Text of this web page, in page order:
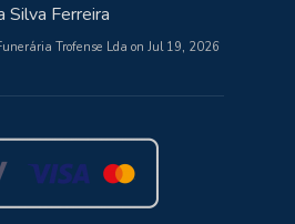
Silva Ferreira
Trofense Lda on Jul 19, 2026